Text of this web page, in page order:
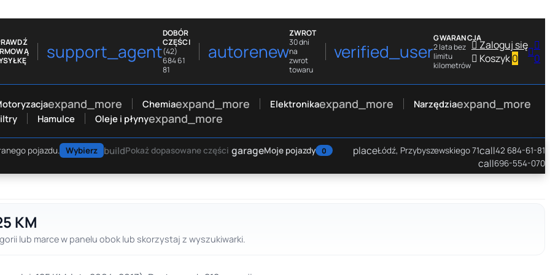
support_agent
DOBÓR
CZĘŚCI
(42)
684 61
81
autorenew
ZWROT
30 dni
na
zwrot
towaru
verified_user
GWARANCJA
2 lata bez
limitu
kilometrów
Zaloguj się
 Koszyk0 
0
expand_more Chemiaexpand_more Elektronikaexpand_more Narzędziaexpand_more
Hamulce Oleje i płynyexpand_more
pojazdu. Wybierz buildPokaż dopasowane części garageMoje pojazdy 0 placeŁódź, Przybyszewskiego 71call42 684-61-81
call696-554-070
KM
lub marce w panelu obok lub skorzystaj z wyszukiwarki.